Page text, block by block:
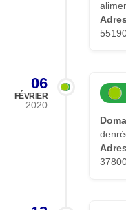
06
FÉVRIER
2020